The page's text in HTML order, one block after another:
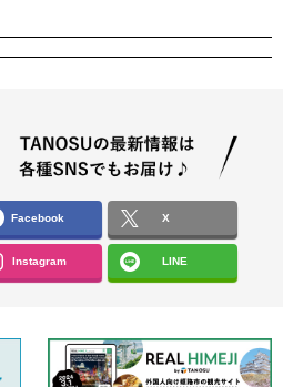
Facebook X
Instagram LINE